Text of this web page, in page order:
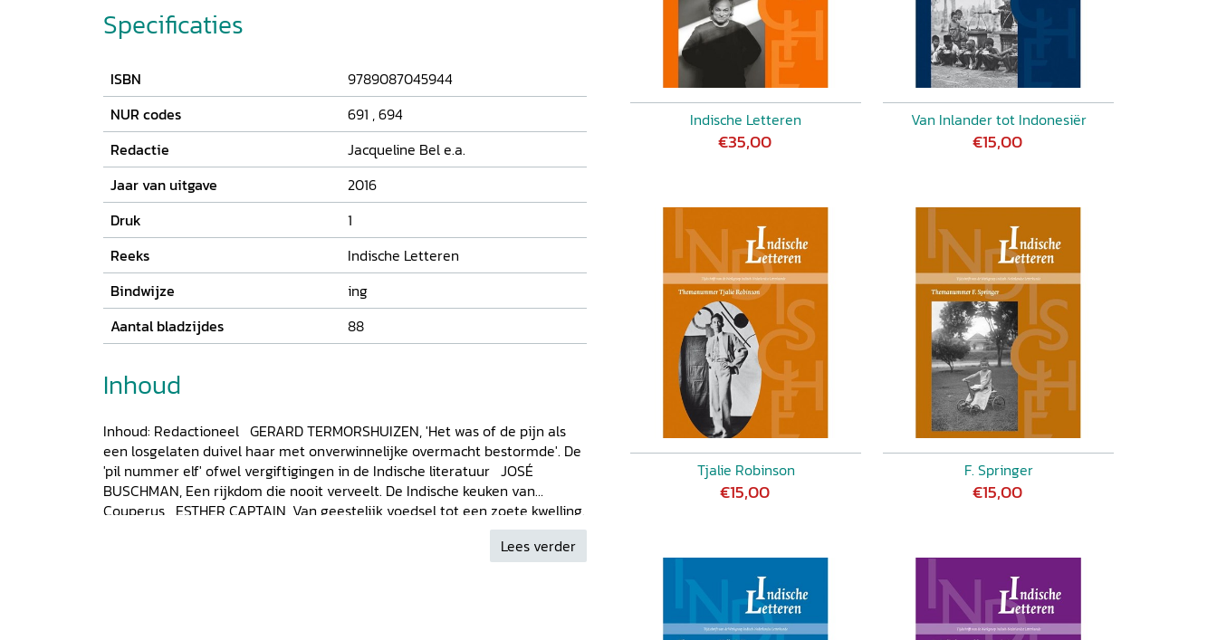
naar bitter verlangen en van milde observaties naar scherpe kritiek.
Specificaties
ISBN
9789087045944
NUR codes
691 ,694
Redactie
Jacqueline Bel e.a.
Jaar van uitgave
2016
Druk
1
Reeks
Indische Letteren
Bindwijze
ing
Aantal bladzijdes
88
Inhoud
Inhoud: Redactioneel GERARD TERMORSHUIZEN, 'Het was of de pijn als
een losgelaten duivel haar met onverwinnelijke overmacht bestormde'. De
'pil nummer elf' ofwel vergiftigingen in de Indische literatuur JOSÉ
BUSCHMAN, Een rijkdom die nooit verveelt. De Indische keuken van
Couperus ESTHER CAPTAIN, Van geestelijk voedsel tot een zoete kwelling.
Het verzamelen van recepten als overlevingsmechanisme tijdens de
Japanse bezetting PAULIEN SCHUURMANS, Van rijsttafelen tot sajoer
Lees verder
Indische Letteren
€35,00
Van Inlander tot Indonesiër
€15,00
Tjalie Robinson
€15,00
F. Springer
€15,00